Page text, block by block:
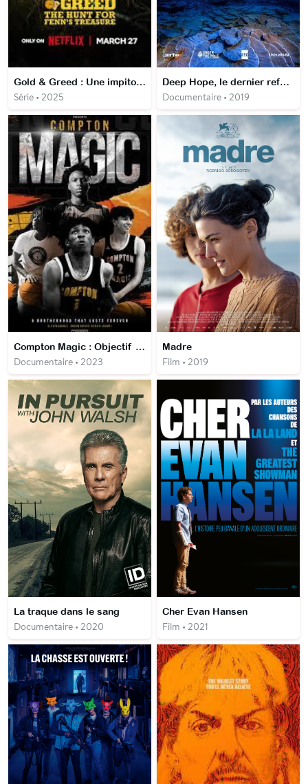
Gold & Greed : Une impitoyable chasse au trésor
Série • 2025
Deep Hope, le dernier refuge
Documentaire • 2019
Compton Magic : Objectif NBA
Documentaire • 2023
Madre
Film • 2019
La traque dans le sang
Documentaire • 2020
Cher Evan Hansen
Film • 2021